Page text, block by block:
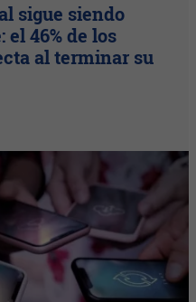
sigue siendo
46% de los
al terminar su